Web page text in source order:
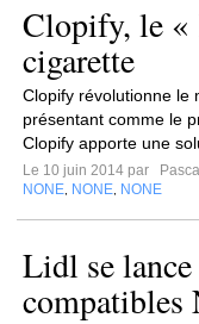
Clopify, le «
cigarette
Clopify révolutionne le
présentant comme le
Clopify apporte une
Le 10 juin 2014 par
NONE NONE NONE
Lidl se lance
compatibles